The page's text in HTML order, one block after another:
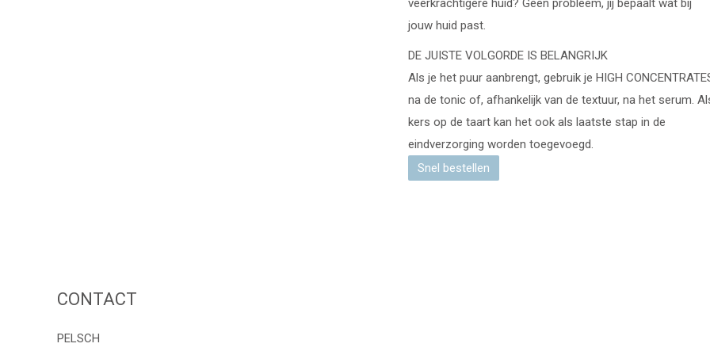
veerkrachtigere huid? Geen probleem, jij bepaalt wat bij
jouw huid past.
DE JUISTE VOLGORDE IS BELANGRIJK
Als je het puur aanbrengt, gebruik je HIGH
na de tonic of, afhankelijk van de textuur, na het serum.
kers op de taart kan het ook als laatste stap in de
eindverzorging worden toegevoegd.
Snel bestellen
CONTACT
PELSCH